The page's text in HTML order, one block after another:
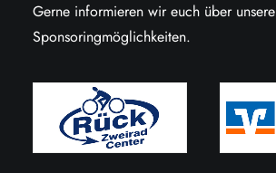
Gerne informieren wir euch über unsere
Sponsoringmöglichkeiten.